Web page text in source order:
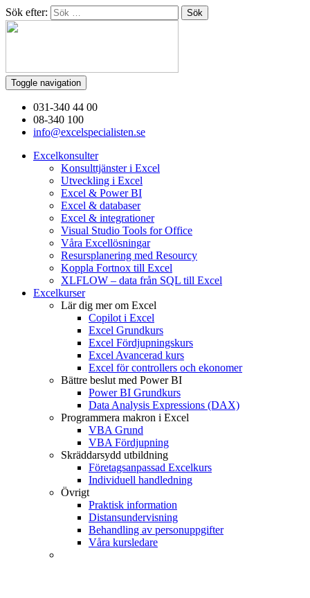
Sök efter:
Toggle navigation
031-340 44 00
08-340 100
info@excelspecialisten.se
Excelkonsulter
Konsulttjänster i Excel
Utveckling i Excel
Excel & Power BI
Excel & databaser
Excel & integrationer
Visual Studio Tools for Office
Våra Excellösningar
Resursplanering med Resourcy
Koppla Fortnox till Excel
XLFLOW – data från SQL till Excel
Excelkurser
Lär dig mer om Excel
Copilot i Excel
Excel Grundkurs
Excel Fördjupningskurs
Excel Avancerad kurs
Excel för controllers och ekonomer
Bättre beslut med Power BI
Power BI Grundkurs
Data Analysis Expressions (DAX)
Programmera makron i Excel
VBA Grund
VBA Fördjupning
Skräddarsydd utbildning
Företagsanpassad Excelkurs
Individuell handledning
Övrigt
Praktisk information
Distansundervisning
Behandling av personuppgifter
Våra kursledare